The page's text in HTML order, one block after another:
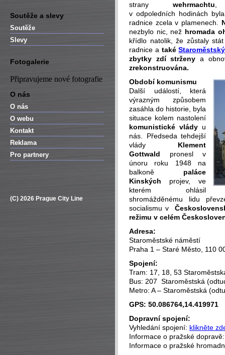
Soutěže a slevy
Soutěže
Slevy
Fotogalerie
Připravujeme nové fotografie
O nás
O nás
O webu
Kontakt
Reklama
Pro partnery
(C) 2026 Prague City Line
strany wehrmachtu
v odpoledních hodinách
radnice zcela v plamenech.
nezbylo nic, než hromada
křídlo natolik, že zůstaly
radnice a také
zbytky zdí strženy a
zrekonstruována.
Období komunismu
Další událostí, která
výrazným způsobem
zasáhla do historie, byla
situace kolem nastolení
komunistické vlády u
nás. Předseda tehdejší
vlády Klement
Gottwald pronesl v
únoru roku 1948 na
balkoně paláce
Kinských projev, ve
kterém ohlásil
shromážděnému lidu
socialismu v
režimu v celém
Adresa:
Staroměstské náměstí
Praha 1 – Staré Město, 110
Spojení:
Tram: 17, 18, 53
Bus: 207 Staroměstská
Metro: A – Staroměstská
GPS: 50.086764,14.419971
Dopravní spojení:
Vyhledání spojení: klikněte
Informace o pražské
Informace o pražské